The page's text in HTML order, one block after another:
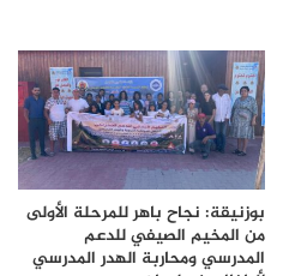
بوزنيقة: نجاح باهر للمرحلة الأولى
من المخيم الصيفي للدعم
المدرسي ومحاربة الهدر المدرسي